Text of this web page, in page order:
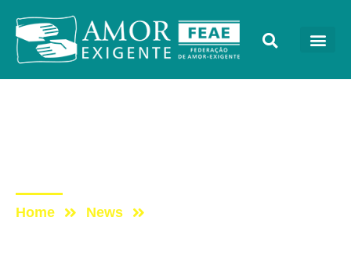
Home News